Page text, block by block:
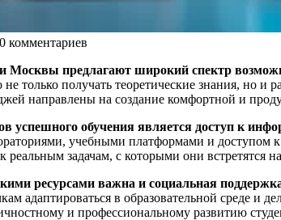
0 комментариев
Москвы предлагают широкий спектр
только получать теоретические знания, но
направлены на создание комфортной и
успешного обучения является доступ к
учебными платформами и доступом
реальным задачам, с которыми они встретятся
ресурсами важна и социальная
адаптироваться в образовательной среде и
и профессиональному развитию